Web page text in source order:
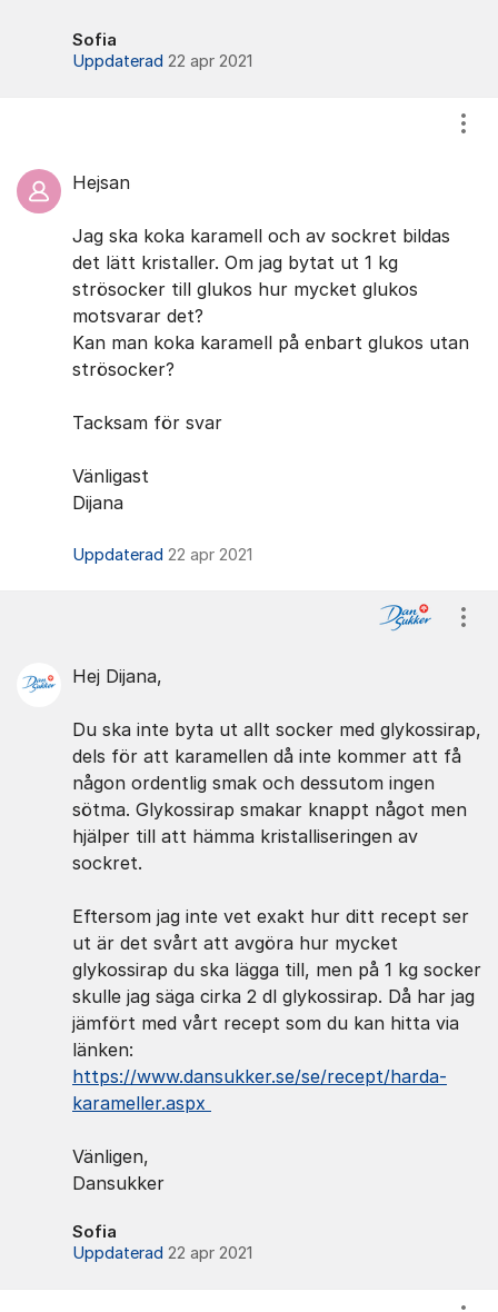
Sofia
Uppdaterad 22 apr 2021
Hejsan
Jag ska koka karamell och av sockret bildas
det lätt kristaller. Om jag bytat ut 1 kg
strösocker till glukos hur mycket glukos
motsvarar det?
Kan man koka karamell på enbart glukos utan
strösocker?
Tacksam för svar
Vänligast
Dijana
Uppdaterad 22 apr 2021
Hej Dijana,
Du ska inte byta ut allt socker med glykossirap,
dels för att karamellen då inte kommer att få
någon ordentlig smak och dessutom ingen
sötma. Glykossirap smakar knappt något men
hjälper till att hämma kristalliseringen av
sockret.
Eftersom jag inte vet exakt hur ditt recept ser
ut är det svårt att avgöra hur mycket
glykossirap du ska lägga till, men på 1 kg socker
skulle jag säga cirka 2 dl glykossirap. Då har jag
jämfört med vårt recept som du kan hitta via
länken:
https://www.dansukker.se/se/recept/harda-
karameller.aspx
Vänligen,
Dansukker
Sofia
Uppdaterad 22 apr 2021